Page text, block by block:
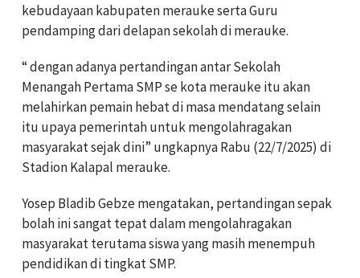
kebudayaan kabupaten merauke serta Guru
pendamping dari delapan sekolah di merauke.
“ dengan adanya pertandingan antar Sekolah
Menangah Pertama SMP se kota merauke itu akan
melahirkan pemain hebat di masa mendatang selain
itu upaya pemerintah untuk mengolahragakan
masyarakat sejak dini” ungkapnya Rabu (22/7/2025) di
Stadion Kalapal merauke.
Yosep Bladib Gebze mengatakan, pertandingan sepak
bolah ini sangat tepat dalam mengolahragakan
masyarakat terutama siswa yang masih menempuh
pendidikan di tingkat SMP.